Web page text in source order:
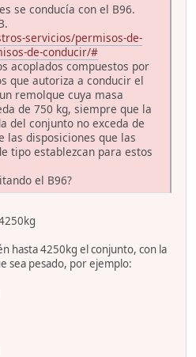
se conducía con el B96.
servicios/permisos-de-
de-conducir/#
acoplados compuestos por
que autoriza a conducir el
remolque cuya masa
de 750 kg, siempre que la
del conjunto no exceda de
las disposiciones que las
tipo establezcan para estos
el B96?
hasta 4250kg el conjunto, con la
sea pesado, por ejemplo: